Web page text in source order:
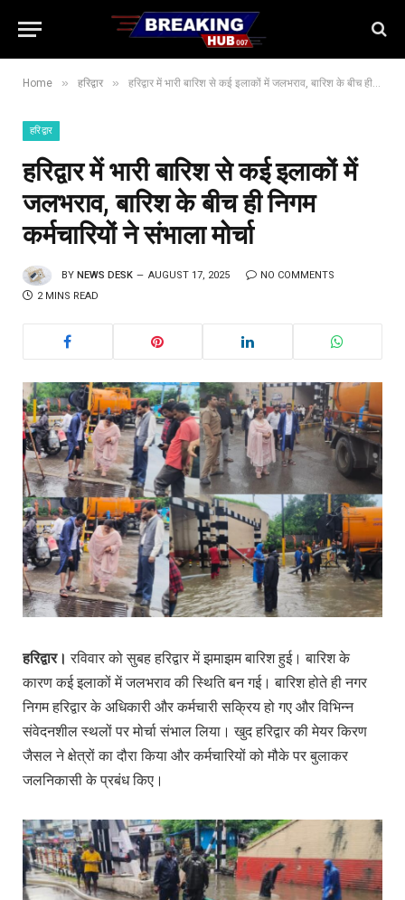
Home » हरिद्वार » हरिद्वार में भारी बारिश से कई इलाकों में जलभराव, बारिश के बीच ही निगम कर्मचारियों ने संभाला मोर्चा
हरिद्वार
हरिद्वार में भारी बारिश से कई इलाकों में
जलभराव, बारिश के बीच ही निगम
कर्मचारियों ने संभाला मोर्चा
BY NEWS DESK AUGUST 17, 2025
NO COMMENTS
2 MINS READ
हरिद्वार। रविवार को सुबह हरिद्वार में झमाझम बारिश हुई। बारिश के
कारण कई इलाकों में जलभराव की स्थिति बन गई। बारिश होते ही नगर
निगम हरिद्वार के अधिकारी और कर्मचारी सक्रिय हो गए और विभिन्न
संवेदनशील स्थलों पर मोर्चा संभाल लिया। खुद हरिद्वार की मेयर किरण
जैसल ने क्षेत्रों का दौरा किया और कर्मचारियों को मौके पर बुलाकर
जलनिकासी के प्रबंध किए।